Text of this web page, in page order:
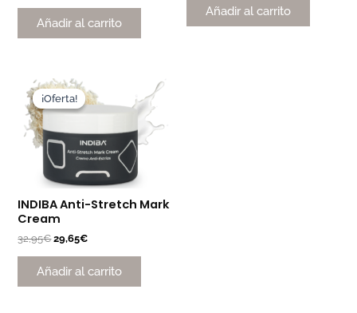
Añadir al carrito
Añadir al carrito
¡Oferta!
¡Oferta!
INDIBA Anti-Stretch Mark
Cream
32,95€
El
precio
original
32,95€.
29,65€
precio
actual
29,65€.
Añadir al carrito